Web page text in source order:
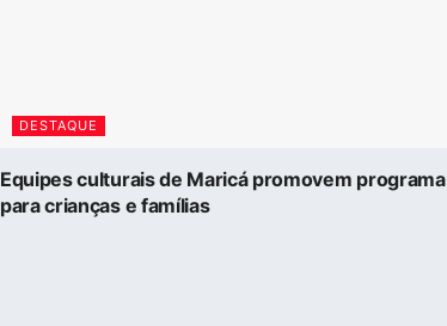
DESTAQUE
Equipes culturais de Maricá promovem
para crianças e famílias